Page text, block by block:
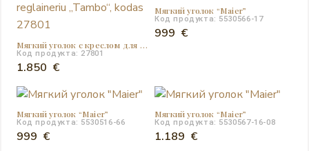
Мягкий уголок с креслом для отдыха “Tambo”
Код продукта: 27801
1.850 €
Мягкий уголок “Maier”
Код продукта: 5530566-17
999 €
Мягкий уголок “Maier”
Код продукта: 5530516-66
999 €
Мягкий уголок “Maier”
Код продукта: 5530567-16-08
1.189 €